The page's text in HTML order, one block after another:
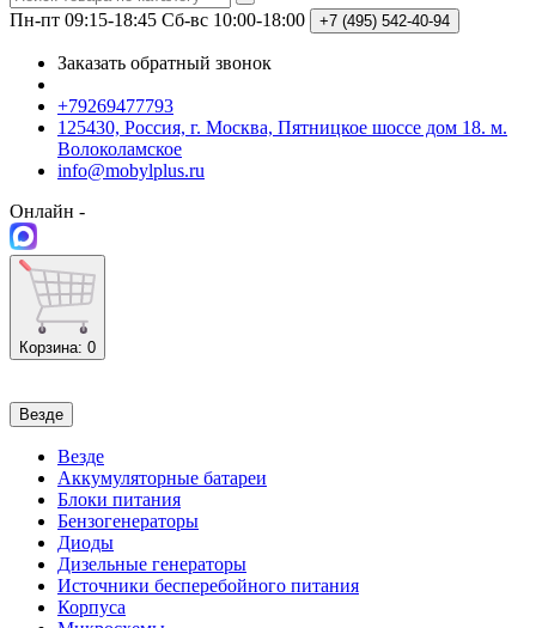
Пн-пт 09:15-18:45 Сб-вс 10:00-18:00 +7 (495) 542-40-94
Заказать обратный звонок
+79269477793
125430, Россия, г. Москва, Пятницкое шоссе дом 18. м.
Волоколамское
info@mobylplus.ru
Онлайн -
Корзина: 0
Везде
Везде
Аккумуляторные батареи
Блоки питания
Бензогенераторы
Диоды
Дизельные генераторы
Источники бесперебойного питания
Корпуса